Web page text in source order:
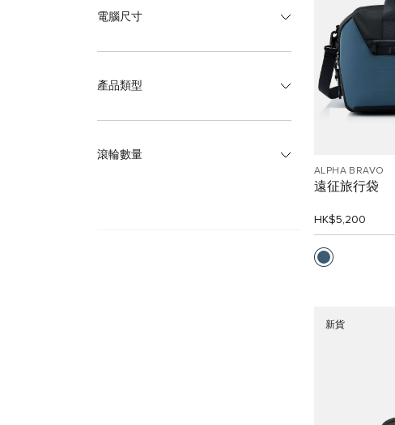
電腦尺寸
產品類型
滾輪數量
ALPHA BRAVO
遠征旅行袋
HK$5,200
新貨